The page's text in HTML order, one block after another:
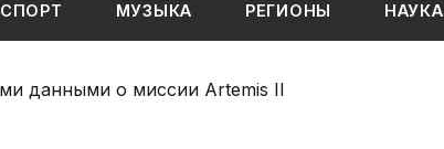
СПОРТ МУЗЫКА РЕГИОНЫ НАУКА
данными о миссии Artemis II